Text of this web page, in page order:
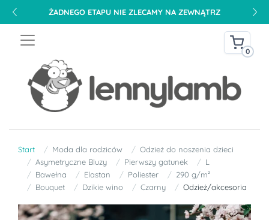
ŻADNEGO ETAPU NIE ZLECAMY NA ZEWNĄTRZ
0
Start Moda dla rodziców
Odzież do noszenia dzieci
Asymetryczne Bluzy
Pierwszy gatunek
L
Bawełna
Elastan Poliester
290 g/m²
Bouquet
Dzikie wino Czarny Odzież/akcesoria